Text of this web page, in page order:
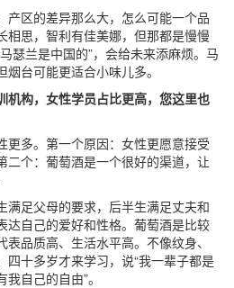
产区的差异那么大，怎么可能一个品
相思，智利有佳美娜，但那都是慢慢
瑟兰是中国的”，会给未来添麻烦。马
台可能更适合小味儿多。
构，女性学员占比更高，您这里也
更多。第一个原因：女性更愿意接受
二个：葡萄酒是一个很好的渠道，让
足父母的要求，后半生满足丈夫和
达自己的爱好和性格。葡萄酒是比较
品质高、生活水平高。不像纹身、
四十多岁才来学习，说“我一辈子都是
自己的自由”。